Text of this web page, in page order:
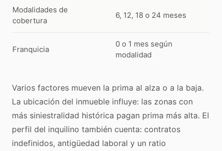
Modalidades de
cobertura
6, 12, 18 o 24 meses
Franquicia
0 o 1 mes según
modalidad
Varios factores mueven la prima al alza o a la baja.
La ubicación del inmueble influye: las zonas con
más siniestralidad histórica pagan prima más alta. El
perfil del inquilino también cuenta: contratos
indefinidos, antigüedad laboral y un ratio